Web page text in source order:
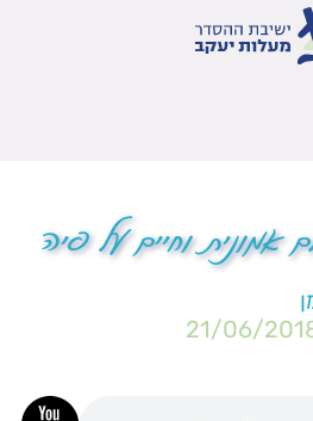
אמונית וחיים על פיה
21/06/